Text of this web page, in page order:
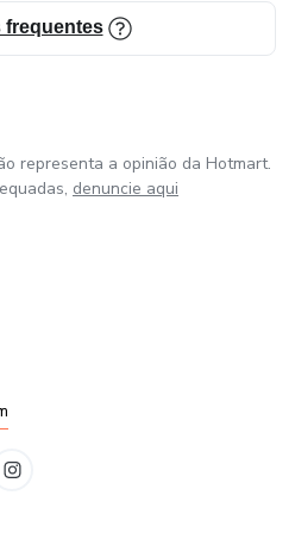
frequentes
representa a opinião da Hotmart.
denuncie aqui